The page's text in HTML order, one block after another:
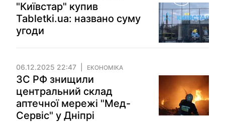
"Київстар" купив
Tabletki.ua: названо суму
угоди
06.12.2025 22:47 ЕКОНОМІКА
ЗС РФ знищили
центральний склад
аптечної мережі "Мед-
Сервіс" у Дніпрі